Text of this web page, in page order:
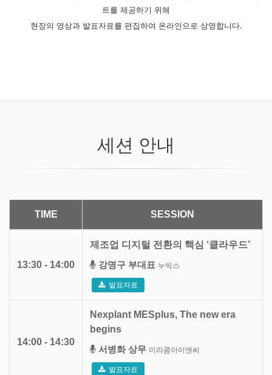
트를 제공하기 위해
현장의 영상과 발표자료를 편집하여 온라인으로 상영합니다.
세션 안내
TIME SESSION
13:30 - 14:00
제조업 디지털 전환의 핵심 ‘클라우드’
강명구 부대표 누빅스
발표자료
14:00 - 14:30
Nexplant MESplus, The new era
begins
서병화 상무 미라콤아이앤씨
발표자료